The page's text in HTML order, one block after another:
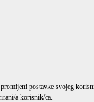
postavke svojeg
a korisnik/ca.